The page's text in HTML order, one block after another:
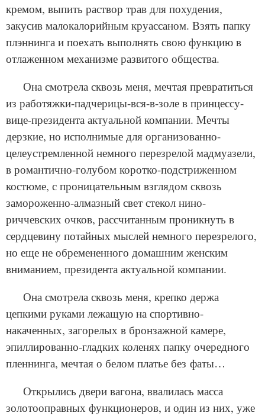
кремом, выпить раствор трав для похудения,
закусив малокалорийным круассаном. Взять папку
плэннинга и поехать выполнять свою функцию в
отлаженном механизме развитого общества.
Она смотрела сквозь меня, мечтая превратиться
из работяжки-падчерицы-вся-в-золе в принцессу-
вице-президента актуальной компании. Мечты
дерзкие, но исполнимые для организованно-
целеустремленной немного перезрелой мадмуазели,
в романтично-голубом коротко-подстриженном
костюме, с проницательным взглядом сквозь
замороженно-алмазный свет стекол нино-
риччевских очков, рассчитанным проникнуть в
сердцевину потайных мыслей немного перезрелого,
но еще не обремененного домашним женским
вниманием, президента актуальной компании.
Она смотрела сквозь меня, крепко держа
цепкими руками лежащую на спортивно-
накаченных, загорелых в бронзажной камере,
эпиллированно-гладких коленях папку очередного
пленнинга, мечтая о белом платье без фаты…
Открылись двери вагона, ввалилась масса
золотооправных функционеров, и один из них, уже